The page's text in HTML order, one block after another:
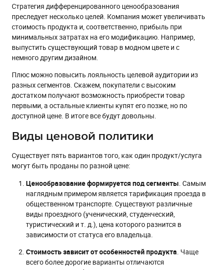
Стратегия дифференцированного ценообразования
преследует несколько целей. Компания может увеличивать
стоимость продукта и, соответственно, прибыль при
минимальных затратах на его модификацию. Например,
выпустить существующий товар в модном цвете и с
немного другим дизайном.
Плюс можно повысить лояльность целевой аудитории из
разных сегментов. Скажем, покупатели с высоким
достатком получают возможность приобрести товар
первыми, а остальные клиенты купят его позже, но по
доступной цене. В итоге все будут довольны.
Виды ценовой политики
Существует пять вариантов того, как один продукт/услуга
могут быть проданы по разной цене:
Ценообразование формируется под сегменты. Самым
наглядным примером является тарификация проезда в
общественном транспорте. Существуют различные
виды проездного (ученический, студенческий,
туристический и т. д.), цена которого разнится в
зависимости от статуса его владельца.
Стоимость зависит от особенностей продукта. Чаще
всего более дорогие варианты отличаются